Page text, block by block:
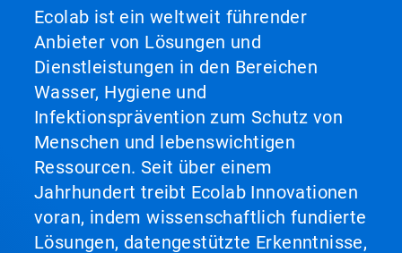
Ecolab ist ein weltweit führender
Anbieter von Lösungen und
Dienstleistungen in den Bereichen
Wasser, Hygiene und
Infektionsprävention zum Schutz von
Menschen und lebenswichtigen
Ressourcen. Seit über einem
Jahrhundert treibt Ecolab Innovationen
voran, indem wissenschaftlich fundierte
Lösungen, datengestützte Erkenntnisse,